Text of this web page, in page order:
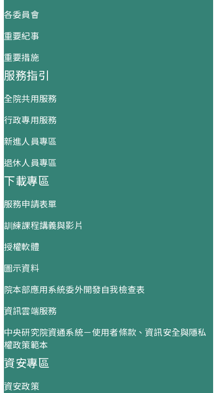
各委員會
重要紀事
重要措施
服務指引
全院共用服務
行政專用服務
新進人員專區
退休人員專區
下載專區
服務申請表單
訓練課程講義與影片
授權軟體
圖示資料
院本部應用系統委外開發自我檢查表
資訊雲端服務
中央研究院資通系統－使用者條款、資訊安全與隱私
權政策範本
資安專區
資安政策